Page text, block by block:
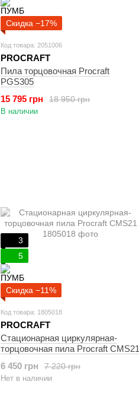
Скидка −17%
Код товара: 2051006
PROCRAFT
Пила торцовочная Procraft
PGS305
18 950 грн
15 795 грн
В наличии
3
5
Скидка −11%
Код товара: 1805018
PROCRAFT
Cтационарная циркулярная-
торцовочная пила Procraft CMS21
7 220 грн
6 450 грн
Нет в наличии